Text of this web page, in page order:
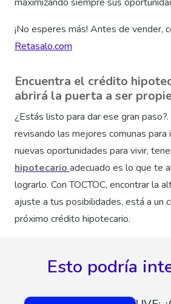
maximizando siempre sus
¡No esperes más! Antes de vender,
Retasalo.com
Encuentra el crédito
abrirá la puerta a ser
¿Estás listo para dar ese gran
revisando las mejores comunas
nuevas oportunidades para vivir,
hipotecarioadecuado es lo que te
lograrlo. Con TOCTOC, encontrar la
ajuste a tus posibilidades, está a un
próximo crédito hipotecario.
Esto podría